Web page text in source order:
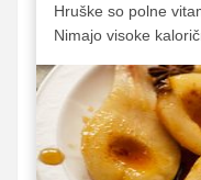
Hruške so polne
Nimajo visoke
idealno sadje, če
da izloči čim več
bodo hruške tudi
zdrave prehrane.